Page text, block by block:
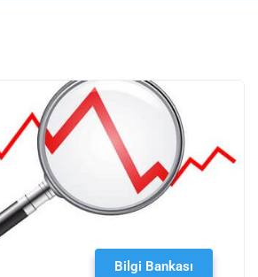
Bilgi Bankası